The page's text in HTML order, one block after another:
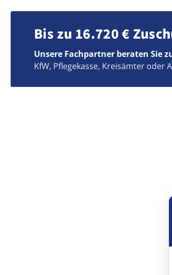
Bis zu 16.720 €
Unsere Fachpartner beraten Sie
KfW, Pflegekasse, Kreisämter oder